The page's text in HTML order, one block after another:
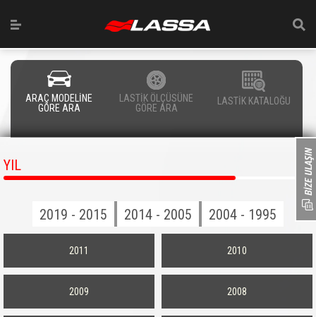
ARAÇ MODELİNE
GÖRE ARA
LASTİK ÖLÇÜSÜNE
GÖRE ARA
LASTİK KATALOĞU
YIL
2019 - 2015 2014 - 2005 2004 - 1995
2011 2010
2009 2008